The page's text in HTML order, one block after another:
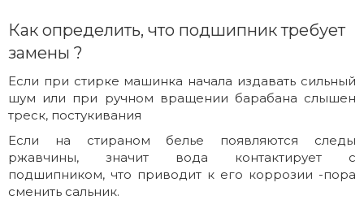
Как определить, что подшипник требует
замены ?
Если при стирке машинка начала издавать сильный
шум или при ручном вращении барабана слышен
треск, постукивания
Если на стираном белье появляются следы
ржавчины, значит вода контактирует с
подшипником, что приводит к его коррозии -пора
сменить сальник.